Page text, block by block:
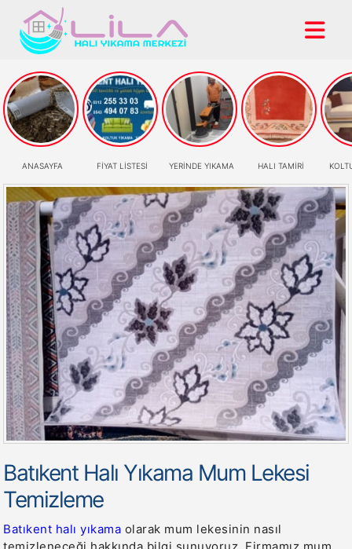
ANASAYFA FİYAT LİSTESİ YERİNDE YIKAMA HALI TAMİRİ
Batıkent Halı Yıkama Mum Lekesi
Temizleme
Batıkent halı yıkama olarak mum lekesinin nasıl